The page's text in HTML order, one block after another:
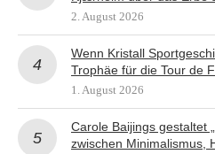
2. August 2026
Wenn Kristall
Trophäe für die Tour de
1. August 2026
Carole Baijings gestaltet
zwischen Minimalismus,